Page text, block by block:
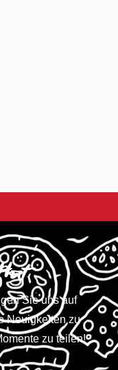
Sie uns auf
Neuigkeiten zu
zu teilen!